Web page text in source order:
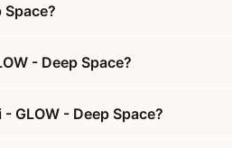
- Deep Space?
GLOW - Deep Space?